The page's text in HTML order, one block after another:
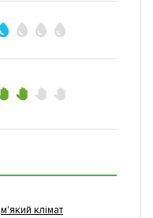
м'який клімат